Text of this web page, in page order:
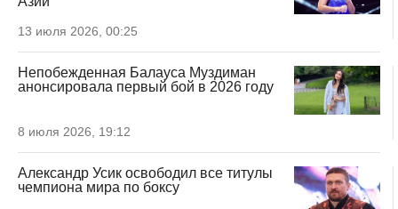
13 июля 2026, 00:25
Непобежденная Балауса Муздиман
анонсировала первый бой в 2026 году
8 июля 2026, 19:12
Александр Усик освободил все титулы
чемпиона мира по боксу